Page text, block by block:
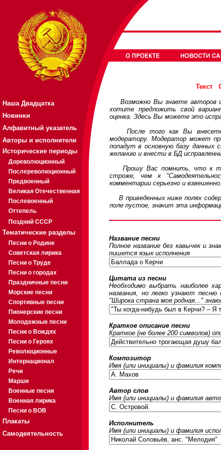
Наша Двадцатка
Новинки
Алфавитный указатель
Авторы и исполнители
Исторические периоды
Дореволюционный
Послереволюционный
Предвоенный
Великая Отечественная
Послевоенный
Оттепель
Поздний СССР
Тематические разделы
Песни о Родине
Советская лирика
Песни о Труде
Песни о городах
Праздничные песни
Морские песни
Спортивные песни
Пионерские песни
Молодежные песни
Песни о Вождях
Песни о Героях
Революционные
Интернационал
Речи
Марши
Военные песни
Военная лирика
Песни о ВОВ
Плакаты
Самодеятельность
Текст
Возможно Вы знаете авторов
хотите предложить свой
оценка. Здесь Вы можете это
После того как Вы внесете
модератору. Модератор может
попадут в основную базу
желанию и внести в БД
Прошу Вас помнить, что к
строже, чем к
комментарии серьезно и
В приведенных ниже полях
поле пустое, значит эта
Название песни
Полное название без кавычек и
пишется язык исполнения
Цитата из песни
Необходимо выбрать наиболее
названия, но легко узнают
"Широка страна моя родная..."
Краткое описание песни
Краткое (не более 200 символов)
Композитор
Имя (или инициалы) и фамилия
Автор слов
Имя (или инициалы) и фамилия
Исполнитель
Имя (или инициалы) и фамилия